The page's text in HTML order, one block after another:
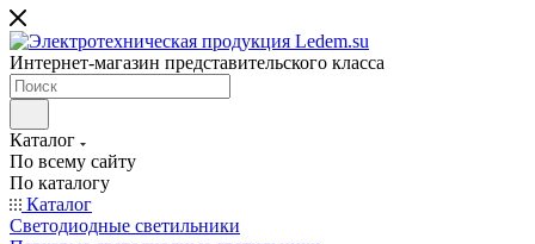
Интернет-магазин представительского класса
Каталог
По всему сайту
По каталогу
Каталог
Светодиодные светильники